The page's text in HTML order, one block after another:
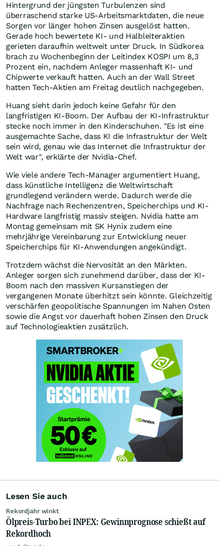
Hintergrund der jüngsten Turbulenzen sind
überraschend starke US-Arbeitsmarktdaten, die neue
Sorgen vor länger hohen Zinsen ausgelöst hatten.
Gerade hoch bewertete KI- und Halbleiteraktien
gerieten daraufhin weltweit unter Druck. In Südkorea
brach zu Wochenbeginn der Leitindex KOSPI um 8,3
Prozent ein, nachdem Anleger massenhaft KI- und
Chipwerte verkauft hatten. Auch an der Wall Street
hatten Tech-Aktien am Freitag deutlich nachgegeben.
Huang sieht darin jedoch keine Gefahr für den
langfristigen KI-Boom. Der Aufbau der KI-Infrastruktur
stecke noch immer in den Kinderschuhen. "Es ist eine
ausgemachte Sache, dass KI die Infrastruktur der Welt
sein wird, genau wie das Internet die Infrastruktur der
Welt war", erklärte der Nvidia-Chef.
Wie viele andere Tech-Manager argumentiert Huang,
dass künstliche Intelligenz die Weltwirtschaft
grundlegend verändern werde. Dadurch werde die
Nachfrage nach Rechenzentren, Speicherchips und KI-
Hardware langfristig massiv steigen. Nvidia hatte am
Montag gemeinsam mit SK Hynix zudem eine
mehrjährige Vereinbarung zur Entwicklung neuer
Speicherchips für KI-Anwendungen angekündigt.
Trotzdem wächst die Nervosität an den Märkten.
Anleger sorgen sich zunehmend darüber, dass der KI-
Boom nach den massiven Kursanstiegen der
vergangenen Monate überhitzt sein könnte. Gleichzeitig
verschärfen geopolitische Spannungen im Nahen Osten
sowie die Angst vor dauerhaft hohen Zinsen den Druck
auf Technologieaktien zusätzlich.
Lesen Sie auch
Rekordjahr winkt
Ölpreis-Turbo bei INPEX: Gewinnprognose schießt auf
Rekordhoch